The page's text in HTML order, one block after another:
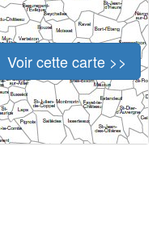
Voir cette carte >>